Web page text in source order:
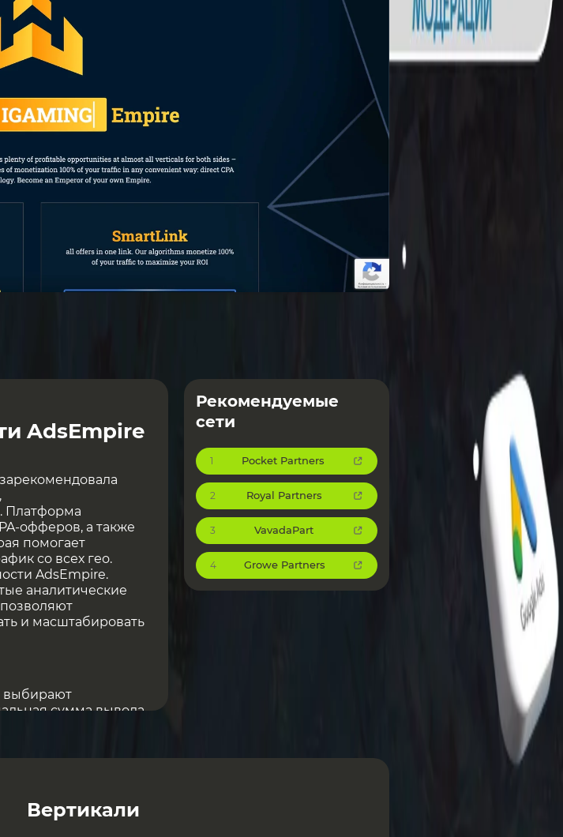
AdsEmpire
Платформа
офферов, а также
помогает
со всех гео.
AdsEmpire.
аналитические
и масштабировать
выбирают
сумма вывода
партнеру
Высокое
Рекомендуемые
сети
1 Pocket Partners
2 Royal Partners
3 VavadaPart
4 Growe Partners
Вертикали